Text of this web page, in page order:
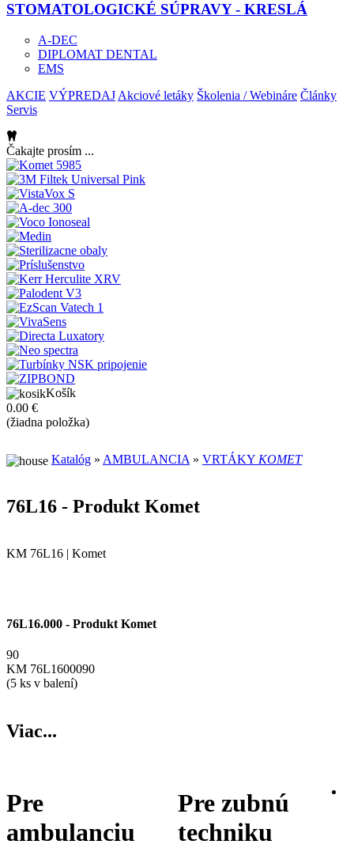
STOMATOLOGICKÉ SÚPRAVY - KRESLÁ
A-DEC
DIPLOMAT DENTAL
EMS
AKCIE VÝPREDAJ Akciové letáky Školenia / Webináre Články
Servis
Čakajte prosím ...
Košík
0.00 €
(žiadna položka)
Katalóg » AMBULANCIA » VRTÁKY KOMET
76L16 - Produkt Komet
KM 76L16 | Komet
76L16.000 - Produkt Komet
90
KM 76L1600090
(5 ks v balení)
Viac...
Pre
ambulanciu
Pre zubnú
techniku